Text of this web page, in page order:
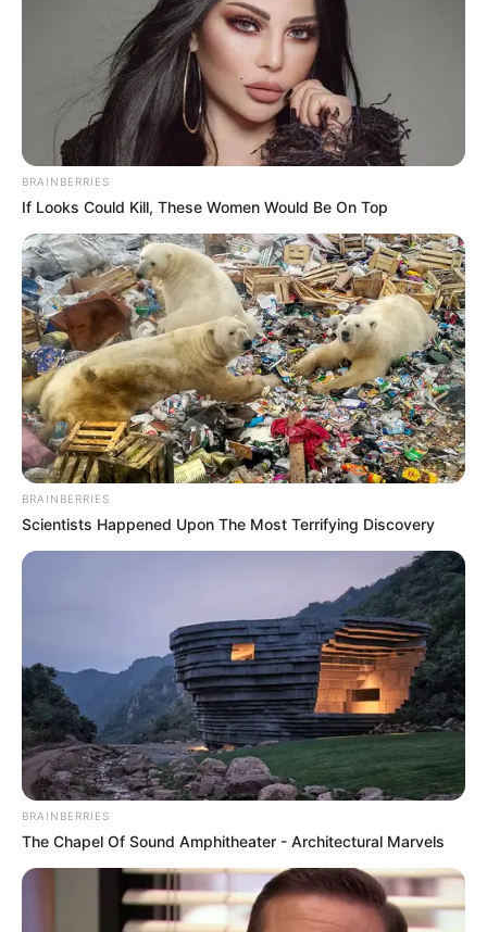
BRAINBERRIES
If Looks Could Kill, These Women Would Be On Top
BRAINBERRIES
Scientists Happened Upon The Most Terrifying Discovery
BRAINBERRIES
The Chapel Of Sound Amphitheater - Architectural Marvels